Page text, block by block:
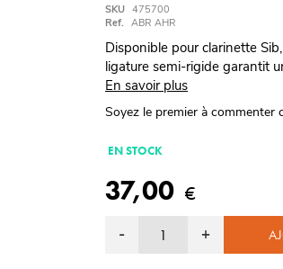
SKU 475700
Ref. ABR AHR
Disponible pour clarinette
ligature semi-rigide garantit
En savoir plus
Soyez le premier à commenter
EN STOCK
37,00 €
- +